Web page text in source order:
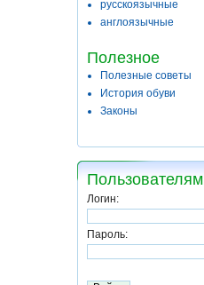
русскоязычные
англоязычные
Полезное
Полезные советы
История обуви
Законы
Пользователям
Логин:
Пароль: